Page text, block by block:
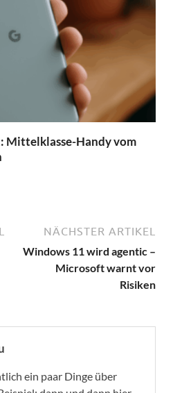
Mittelklasse-Handy vom
NÄCHSTER ARTIKEL
Windows 11 wird agentic –
Microsoft warnt vor
Risiken
ein paar Dinge über